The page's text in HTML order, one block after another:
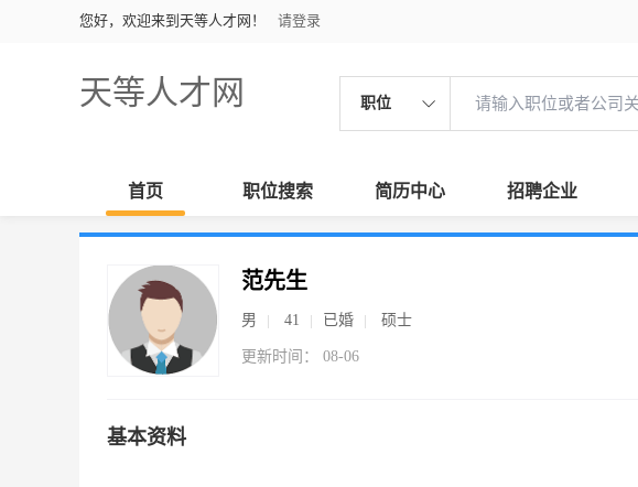
您好，欢迎来到天等人才网！ 请登录
天等人才网 职位
首页 职位搜索 简历中心 招聘企业
范先生
男 41 已婚 硕士
更新时间： 08-06
基本资料